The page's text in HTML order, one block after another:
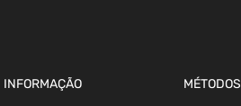
INFORMAÇÃO